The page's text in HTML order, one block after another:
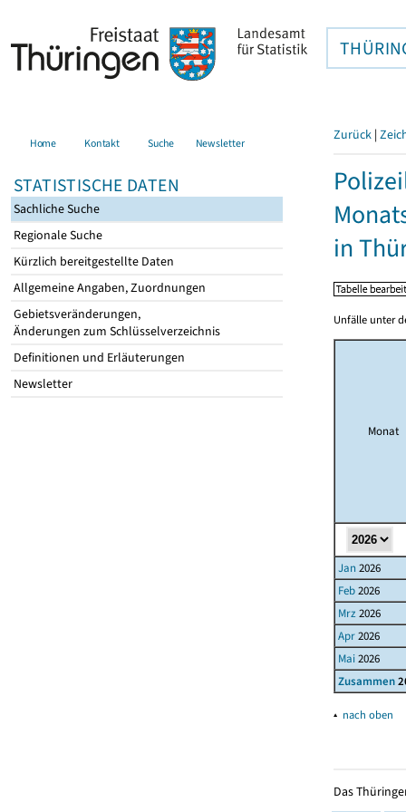
Home Kontakt Suche Newsletter
STATISTISCHE DATEN
Sachliche Suche
Regionale Suche
Kürzlich bereitgestellte Daten
Allgemeine Angaben, Zuordnungen
Gebietsveränderungen,
Änderungen zum Schlüsselverzeichnis
Definitionen und Erläuterungen
Newsletter
Zurück |
in
Unfälle unter
Monat
Jan 2026
Feb2026
Mrz2026
Apr2026
Mai2026
Zusammen
▴ nach oben
Das